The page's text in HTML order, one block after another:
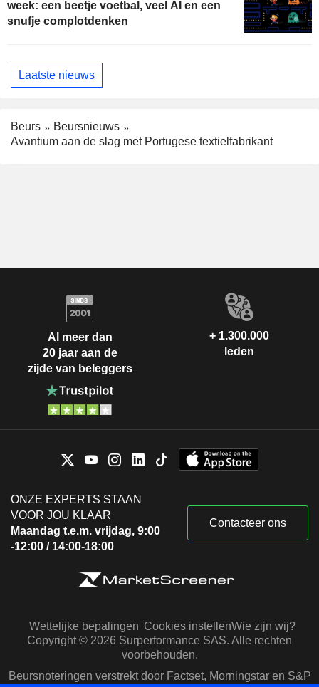
week: een beetje voetbal, veel AI en een
snufje complotdenken
Laatste nieuws
Beurs
Beursnieuws
Avantium aan de slag met Portugese textielfabrikant
Al meer dan
20 jaar aan de
zijde van beleggers
+ 1.300.000
leden
ONZE EXPERTS STAAN
VOOR JOU KLAAR
Maandag t.e.m. vrijdag, 9:00
-12:00 / 14:00-18:00
Contacteer ons
Wettelijke bepalingen Cookies instellenWie zijn wij?
Copyright © 2026 Surperformance SAS. Alle rechten
voorbehouden.
Beursnoteringen verstrekt door Factset, Morningstar en S&P